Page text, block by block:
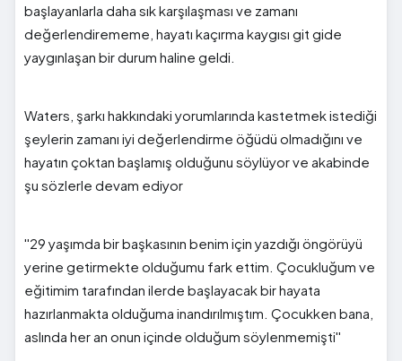
başlayanlarla daha sık karşılaşması ve zamanı
değerlendirememe, hayatı kaçırma kaygısı git gide
yaygınlaşan bir durum haline geldi.
Waters, şarkı hakkındaki yorumlarında kastetmek istediği
şeylerin zamanı iyi değerlendirme öğüdü olmadığını ve
hayatın çoktan başlamış olduğunu söylüyor ve akabinde
şu sözlerle devam ediyor
''29 yaşımda bir başkasının benim için yazdığı öngörüyü
yerine getirmekte olduğumu fark ettim. Çocukluğum ve
eğitimim tarafından ilerde başlayacak bir hayata
hazırlanmakta olduğuma inandırılmıştım. Çocukken bana,
aslında her an onun içinde olduğum söylenmemişti''